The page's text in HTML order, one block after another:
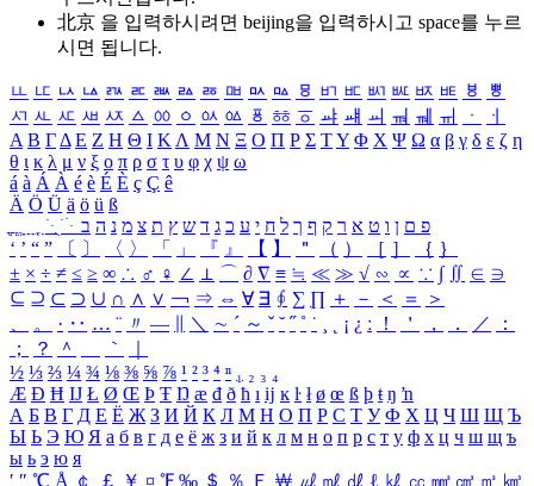
北京 을 입력하시려면 beijing을 입력하시고 space를 누르
시면 됩니다.
ㅥ ㅦ ㅧ ㅨ ㅩ ㅪ ㅫ ㅬ ㅭ ㅮ ㅯ ㅰ ㅱ ㅲ ㅳ ㅴ ㅵ ㅶ ㅷ ㅸ
ㅹ
ㅺ ㅻ ㅼ ㅽ ㅾ ㅿ ㆀ ㆁ ㆂ ㆃ ㆄ ㆅ ㆆ ㆇ ㆈ ㆉ ㆊ ㆋ ㆌ ㆍ
ㆎ
Α Β ΓΔ Ε Ζ Η Θ Ι ΚΛ Μ Ν Ξ Ο Π Ρ Σ ΤΥ Φ Χ Ψ Ω α β γ δ ε ζ η
θ ι κ λ μ ν ξ ο π ρ σ τ υ φ χ ψ ω
á à Á À é è É È ç Ç ê
Ä Ö Ü ä ö ü ß
ִֶֹ ֻּ ׁׂ פ ם ן ו ט א ר ק ף ך ל ח י ע כ ג ד ש ץ ת צ מ נ ה ב
‘ ’ “ ” 〔 〕 〈 〉 「 」 『 』 【 】 ＂ （ ） ［ ］ ｛ ｝
± × ÷ ≠ ≤ ≥ ∞ ∴ ♂ ♀ ∠ ⊥ ⌒ ∂ ∇ ≡ ≒ ≪ ≫ √ ∽ ∝ ∵ ∫ ∬ ∈ ∋
⊆ ⊇ ⊂ ⊃ ∪ ∩ ∧ ∨ ￢ ⇒ ⇔ ∀ ∃ ∮ ∑ ∏ ＋ － ＜ ＝
＞
、
。 · ‥ … ¨ 〃 ― ＼ ∼ ´ ～ ˇ ˘ ˝ ˚ ˙ ¸ ¡ ¿ ː ！ ＇ ， ． ／
：
；
？ ＾ ｀
½ ⅓ ⅔ ¼ ¾ ⅛ ⅜ ⅝ ⅞ ¹ ² ³ ⁴ ⁿ ₁ ₂ ₃ ₄
Æ Ð Ħ Ĳ Ł Ø Œ Þ Ŧ Ŋ æ đ ð ħ ı ĳ ĸ ŀ ł ø œ ß þ ŧ ŋ ŉ
А Б В Г Д Е Ё Ж З И Й К Л М Н О П Р С Т У Ф Х Ц Ч Ш Щ Ъ
Ы Ь Э Ю Я а б в г д е ё ж з и й к л м н о п р с т у ф х ц ч ш щ ъ
ы ь э ю я
′ ″ ℃ Å ￠ ￡ ￥ ¤ ℉ ‰ ＄ ％ Ｆ ￦ ㎕ ㎖ ㎗ ℓ ㎘ ㏄ ㎣ ㎤ ㎥ ㎦